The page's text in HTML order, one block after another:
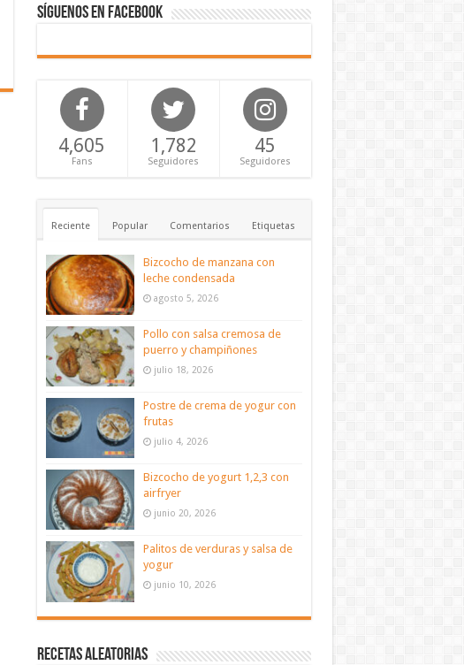
Síguenos en Facebook
4,605
Fans
1,782
Seguidores
45
Seguidores
Reciente Popular Comentarios Etiquetas
Bizcocho de manzana con
leche condensada
agosto 5, 2026
Pollo con salsa cremosa de
puerro y champiñones
julio 18, 2026
Postre de crema de yogur con
frutas
julio 4, 2026
Bizcocho de yogurt 1,2,3 con
airfryer
junio 20, 2026
Palitos de verduras y salsa de
yogur
junio 10, 2026
Recetas aleatorias